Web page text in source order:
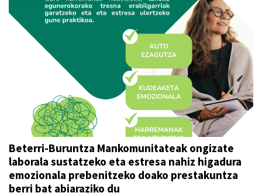
Beterri-Buruntza Mankomunitateak ongizate
laborala sustatzeko eta estresa nahiz higadura
emozionala prebenitzeko doako prestakuntza
berri bat abiaraziko du